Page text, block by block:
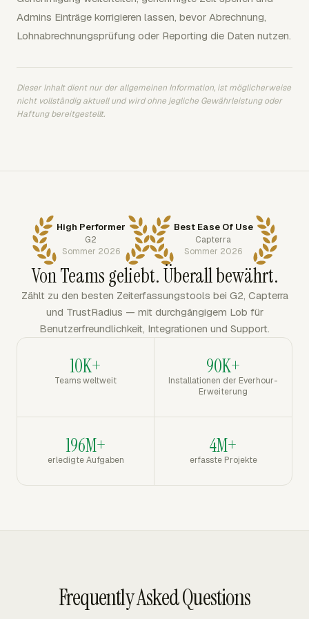
Admins Einträge korrigieren lassen, bevor Abrechnung,
Lohnabrechnungsprüfung oder Reporting die Daten nutzen.
Dieser Inhalt dient nur der allgemeinen Information, ist möglicherweise
nicht vollständig aktuell und wird ohne jegliche Gewährleistung oder
Haftung bereitgestellt.
High Performer
G2
Sommer 2026
Best Ease Of Use
Capterra
Sommer 2026
Von Teams geliebt. Überall bewährt.
Zählt zu den besten Zeiterfassungstools bei G2, Capterra
und TrustRadius — mit durchgängigem Lob für
Benutzerfreundlichkeit, Integrationen und Support.
10K+
Teams weltweit
90K+
Installationen der Everhour-
Erweiterung
196M+
erledigte Aufgaben
4M+
erfasste Projekte
Frequently Asked Questions